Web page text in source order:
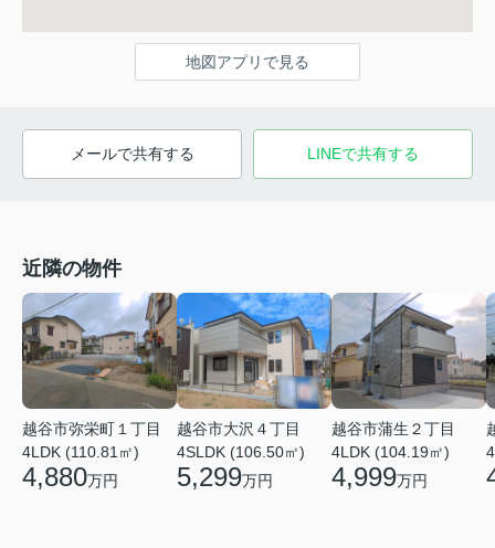
地図アプリで見る
メールで共有する LINEで共有する
近隣の物件
越谷市弥栄町１丁目
4LDK (110.81㎡)
4,880万円
越谷市大沢４丁目
4SLDK (106.50㎡)
5,299万円
越谷市蒲生２丁目
4LDK (104.19㎡)
4,999万円